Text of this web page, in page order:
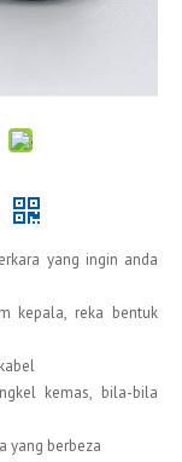
yang ingin anda
kepala, reka bentuk
kemas, bila-bila
yang berbeza